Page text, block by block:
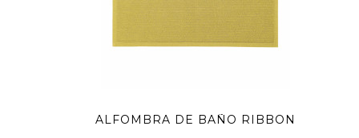
ALFOMBRA DE BAÑO RIBBON